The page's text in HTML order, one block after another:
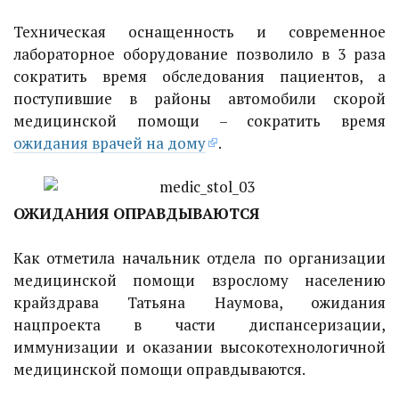
Техническая оснащенность и современное
лабораторное оборудование позволило в 3 раза
сократить время обследования пациентов, а
поступившие в районы автомобили скорой
медицинской помощи – сократить время
ожидания врачей на дому
.
ОЖИДАНИЯ ОПРАВДЫВАЮТСЯ
Как отметила начальник отдела по организации
медицинской помощи взрослому населению
крайздрава Татьяна Наумова, ожидания
нацпроекта в части диспансеризации,
иммунизации и оказании высокотехнологичной
медицинской помощи оправдываются.